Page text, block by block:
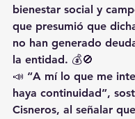
bienestar social y
que presumió que
no han generado
la entidad. 💰🚫
📣 “A mí lo que me
haya continuidad”,
Cisneros, al señalar